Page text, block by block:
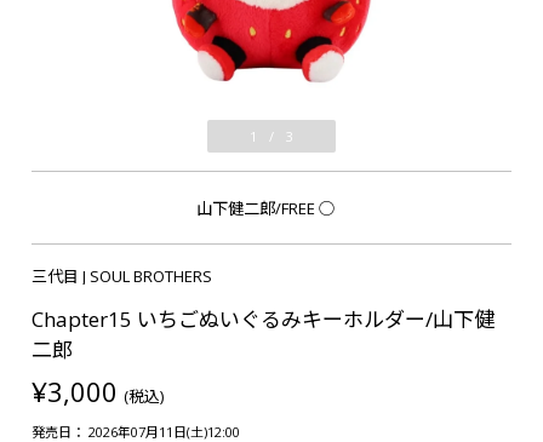
1 / 3
山下健二郎/FREE ○
三代目 J SOUL BROTHERS
Chapter15 いちごぬいぐるみキーホルダー/山下健
二郎
¥3,000 (税込)
発売日： 2026年07月11日(土)12:00